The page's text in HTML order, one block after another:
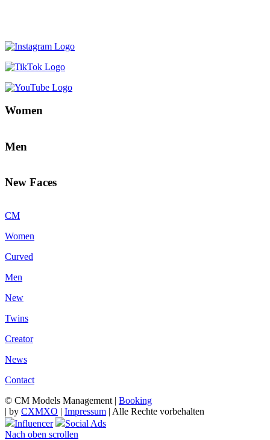
Women
Men
New Faces
CM
Women
Curved
Men
New
Twins
Creator
News
Contact
© CM Models Management | Booking
| by CXMXO | Impressum | Alle Rechte vorbehalten
Influencer
Social Ads
Nach oben scrollen